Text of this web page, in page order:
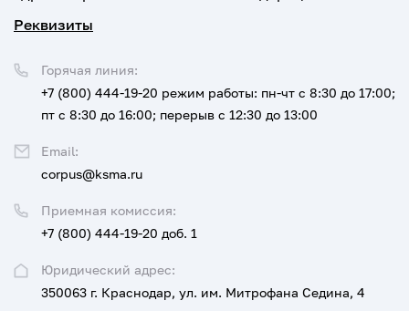
Реквизиты
Юридический адрес:
350063 г. Краснодар, ул. им. Митрофана Седина, 4
Приемная комиссия:
+7 (800) 444-19-20 доб. 1
Горячая линия:
+7 (800) 444-19-20 режим работы: пн-чт с 8:30 до 17:00;
пт с 8:30 до 16:00; перерыв с 12:30 до 13:00
Email:
corpus@ksma.ru